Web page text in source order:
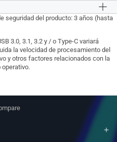
(9.92
Net Weight : 6.8 kg
Net Weight without
Gross Weight : 9.0
actual
*Box dimension is
seguridad del producto: 3 años (hasta
3.0, 3.1, 3.2 y / o Type-C variará
la velocidad de procesamiento del
y otros factores relacionados con la